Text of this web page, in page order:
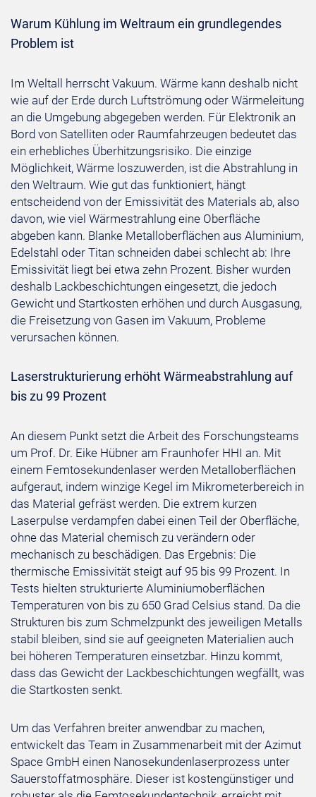
Warum Kühlung im Weltraum ein grundlegendes
Problem ist
Im Weltall herrscht Vakuum. Wärme kann deshalb nicht
wie auf der Erde durch Luftströmung oder Wärmeleitung
an die Umgebung abgegeben werden. Für Elektronik an
Bord von Satelliten oder Raumfahrzeugen bedeutet das
ein erhebliches Überhitzungsrisiko. Die einzige
Möglichkeit, Wärme loszuwerden, ist die Abstrahlung in
den Weltraum. Wie gut das funktioniert, hängt
entscheidend von der Emissivität des Materials ab, also
davon, wie viel Wärmestrahlung eine Oberfläche
abgeben kann. Blanke Metalloberflächen aus Aluminium,
Edelstahl oder Titan schneiden dabei schlecht ab: Ihre
Emissivität liegt bei etwa zehn Prozent. Bisher wurden
deshalb Lackbeschichtungen eingesetzt, die jedoch
Gewicht und Startkosten erhöhen und durch Ausgasung,
die Freisetzung von Gasen im Vakuum, Probleme
verursachen können.
Laserstrukturierung erhöht Wärmeabstrahlung auf
bis zu 99 Prozent
An diesem Punkt setzt die Arbeit des Forschungsteams
um Prof. Dr. Eike Hübner am Fraunhofer HHI an. Mit
einem Femtosekundenlaser werden Metalloberflächen
aufgeraut, indem winzige Kegel im Mikrometerbereich in
das Material gefräst werden. Die extrem kurzen
Laserpulse verdampfen dabei einen Teil der Oberfläche,
ohne das Material chemisch zu verändern oder
mechanisch zu beschädigen. Das Ergebnis: Die
thermische Emissivität steigt auf 95 bis 99 Prozent. In
Tests hielten strukturierte Aluminiumoberflächen
Temperaturen von bis zu 650 Grad Celsius stand. Da die
Strukturen bis zum Schmelzpunkt des jeweiligen Metalls
stabil bleiben, sind sie auf geeigneten Materialien auch
bei höheren Temperaturen einsetzbar. Hinzu kommt,
dass das Gewicht der Lackbeschichtungen wegfällt, was
die Startkosten senkt.
Um das Verfahren breiter anwendbar zu machen,
entwickelt das Team in Zusammenarbeit mit der Azimut
Space GmbH einen Nanosekundenlaserprozess unter
Sauerstoffatmosphäre. Dieser ist kostengünstiger und